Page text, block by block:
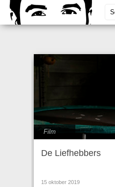
Film
De Liefhebbers
15 oktober 2019